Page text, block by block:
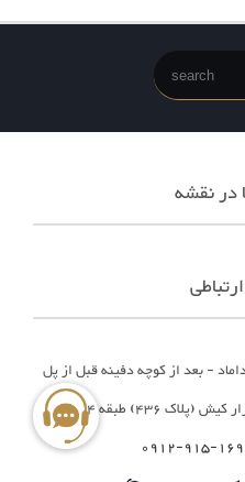
در نقشه
- بعد از کوچه دفینه قبل از پل
436) طبقه 4
1691-915-